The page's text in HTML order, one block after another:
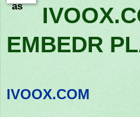
EMBEDR
IVOOX.COM